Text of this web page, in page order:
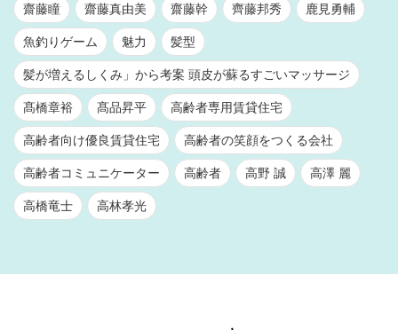
齋藤瞳 齋藤真由美 齋藤幹 齊藤邦秀 鹿見勇輔
魚釣りゲーム 魅力 髪型
髪が増えるしくみ」から考案 頭皮が蘇るすごいマッサージ
髙橋章裕 髙品昇平 高齢者専用賃貸住宅
高齢者向け優良賃貸住宅 高齢者の笑顔をつくる会社
高齢者コミュニケーター 高齢者 高野 誠 高澤 麗
高橋竜士 高林孝光